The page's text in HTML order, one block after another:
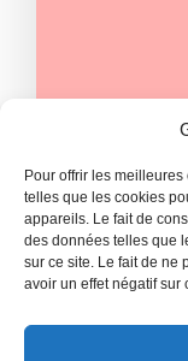
Pour offrir les
telles que les cookies
appareils. Le fait de
des données telles que
sur ce site. Le fait de ne
avoir un effet négatif sur
eam
Secure
National